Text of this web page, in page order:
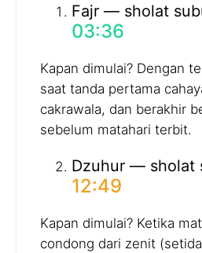
Fajr — sholat
03:36
Kapan dimulai? Dengan
saat tanda pertama
cakrawala, dan berakhir
sebelum matahari terbit.
Dzuhur — sholat
12:49
Kapan dimulai? Ketika
condong dari zenit